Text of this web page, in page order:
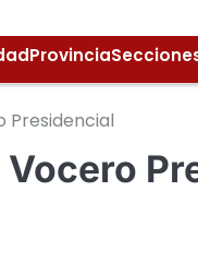
Provincia
Presidencial